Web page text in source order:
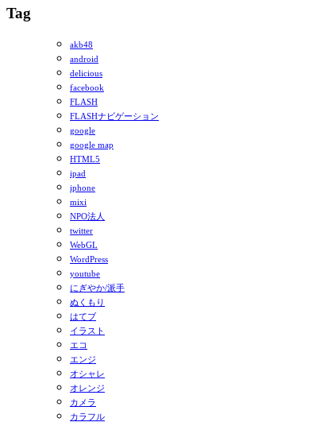
Tag
akb48
android
delicious
facebook
FLASH
FLASHナビゲーション
google
google map
HTML5
ipad
iphone
mixi
NPO法人
twitter
WebGL
WordPress
youtube
にぎやか/派手
ぬくもり
はてブ
イラスト
エコ
エンジ
オシャレ
オレンジ
カメラ
カラフル